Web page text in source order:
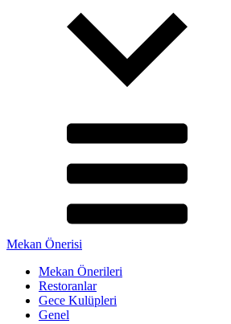
Mekan Önerisi
Mekan Önerileri
Restoranlar
Gece Kulüpleri
Genel